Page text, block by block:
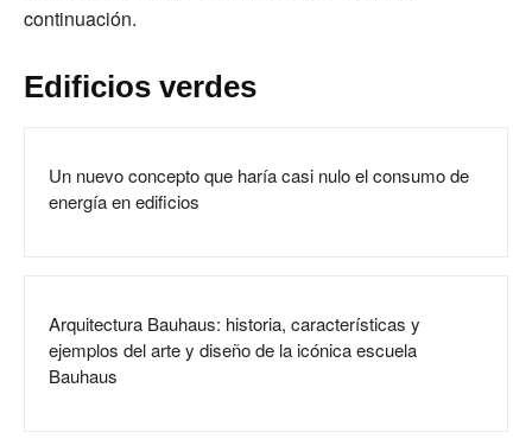
continuación.
Edificios verdes
Un nuevo concepto que haría casi nulo el consumo de
energía en edificios
Arquitectura Bauhaus: historia, características y
ejemplos del arte y diseño de la icónica escuela
Bauhaus